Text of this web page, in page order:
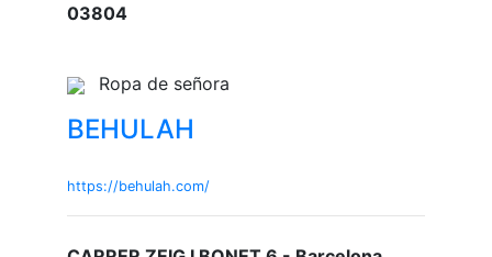
03804
Ropa de señora
BEHULAH
https://behulah.com/